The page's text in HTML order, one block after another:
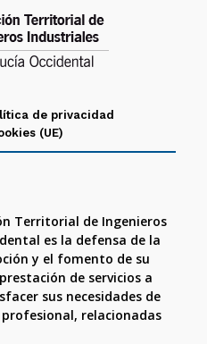
de privacidad
(UE)
Territorial de Ingenieros
es la defensa de la
y el fomento de su
de servicios a
sus necesidades de
relacionadas